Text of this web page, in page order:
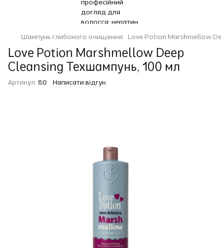
Шампунь глибокого очищення Love Potion Marshmellow
Love Potion Marshmellow Deep
Cleansing Техшампунь, 100 мл
Артикул: 80 Написати відгук